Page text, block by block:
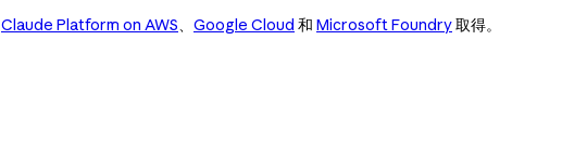
Claude Platform on AWS、 Google Cloud 和 Microsoft Foundry取得。